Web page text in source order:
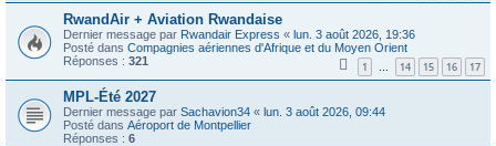
RwandAir + Aviation Rwandaise
Dernier message par Rwandair Express « lun. 3 août 2026, 19:36
Posté dans Compagnies aériennes d'Afrique et du Moyen Orient
Réponses : 321 1 … 14 15 16 17
MPL-Été 2027
Dernier message par Sachavion34 « lun. 3 août 2026, 09:44
Posté dans Aéroport de Montpellier
Réponses : 6